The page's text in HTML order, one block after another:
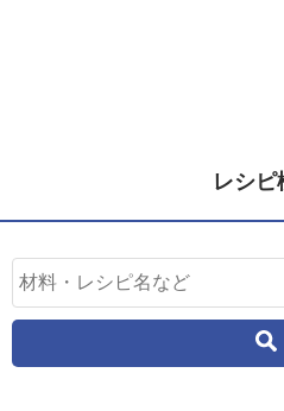
レシピ